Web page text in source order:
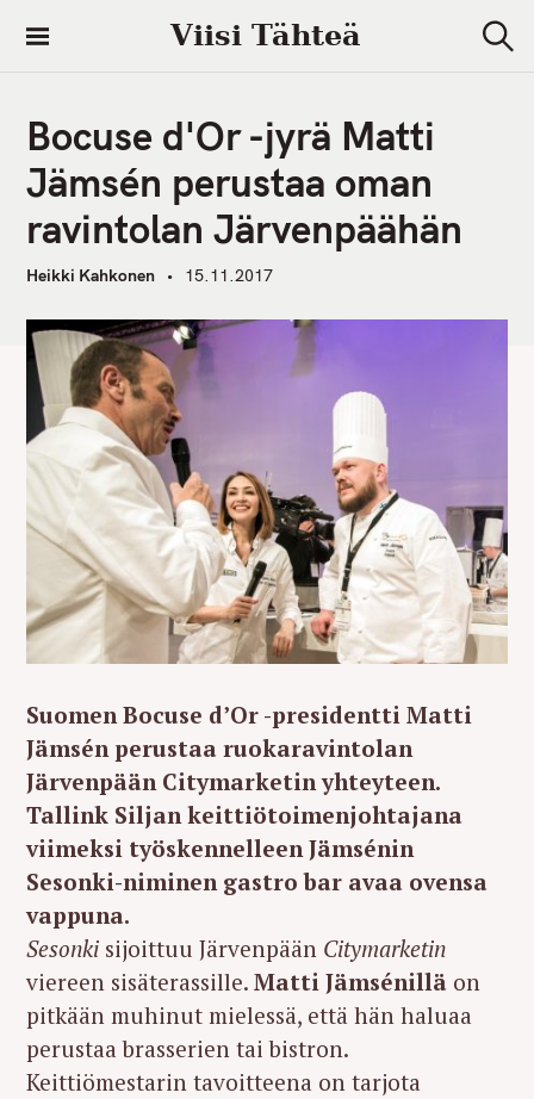
i
Viisi Tähteä
e
Bocuse d'Or -jyrä Matti
Jämsén perustaa oman
ravintolan Järvenpäähän
Heikki Kahkonen 15.11.2017
Suomen Bocuse d’Or -presidentti Matti
Jämsén perustaa ruokaravintolan
Järvenpään Citymarketin yhteyteen.
Tallink Siljan keittiötoimenjohtajana
viimeksi työskennelleen Jämsénin
Sesonki-niminen gastro bar avaa ovensa
vappuna.
Sesonki sijoittuu Järvenpään Citymarketin
viereen sisäterassille. Matti Jämsénillä on
pitkään muhinut mielessä, että hän haluaa
perustaa brasserien tai bistron.
Keittiömestarin tavoitteena on tarjota